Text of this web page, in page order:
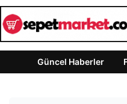
Güncel Haberler